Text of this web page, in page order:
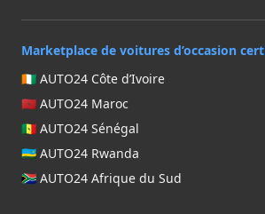
Marketplace de voitures d’occasion
🇨🇮 AUTO24 Côte d’Ivoire
🇲🇦 AUTO24 Maroc
🇸🇳 AUTO24 Sénégal
🇷🇼 AUTO24 Rwanda
🇿🇦 AUTO24 Afrique du Sud